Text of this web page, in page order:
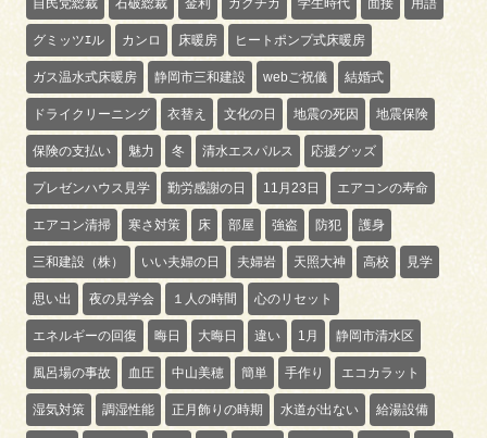
自民党総裁 石破総裁 金利 ガクチカ 学生時代 面接 用語
グミッツｴル カンロ 床暖房 ヒートポンプ式床暖房
ガス温水式床暖房 静岡市三和建設 webご祝儀 結婚式
ドライクリーニング 衣替え 文化の日 地震の死因 地震保険
保険の支払い 魅力 冬 清水エスパルス 応援グッズ
プレゼンハウス見学 勤労感謝の日 11月23日 エアコンの寿命
エアコン清掃 寒さ対策 床 部屋 強盗 防犯 護身
三和建設（株） いい夫婦の日 夫婦岩 天照大神 高校 見学
思い出 夜の見学会 １人の時間 心のリセット
エネルギーの回復 晦日 大晦日 違い 1月 静岡市清水区
風呂場の事故 血圧 中山美穂 簡単 手作り エコカラット
湿気対策 調湿性能 正月飾りの時期 水道が出ない 給湯設備